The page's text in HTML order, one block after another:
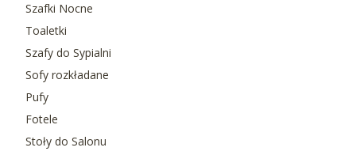
Szafki Nocne
Toaletki
Szafy do Sypialni
Sofy rozkładane
Pufy
Fotele
Stoły do Salonu